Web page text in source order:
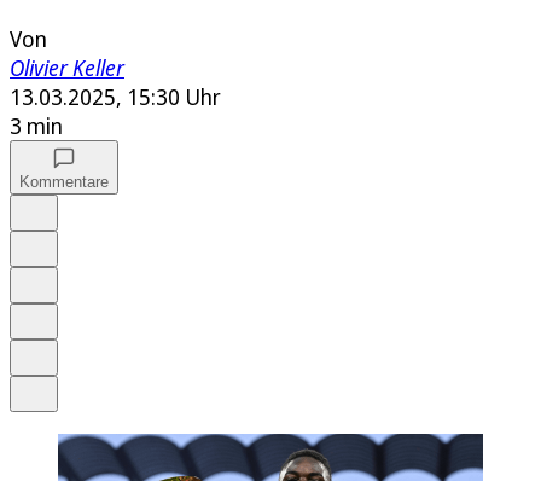
Von
Olivier Keller
13.03.2025, 15:30 Uhr
3 min
Kommentare